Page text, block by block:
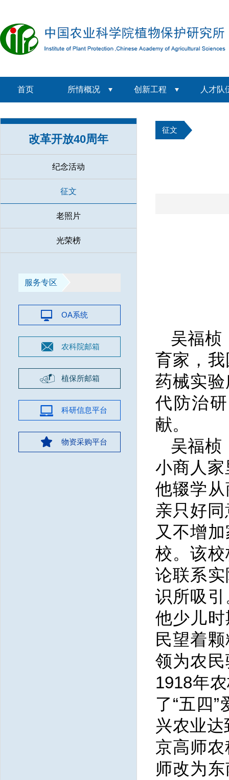
首页 所情概况 创新工程 人才队
改革开放40周年
纪念活动
征文
老照片
光荣榜
服务专区
OA系统
农科院邮箱
植保所邮箱
科研信息平台
物资采购平台
征文
吴福桢
育家，
药械实
代防治
献。
吴福桢
小商人
他辍学
亲只好
又不增
校。该
论联系
识所吸
他少儿
民望着
领为农
1918年
了“五四
兴农业
京高师
师改为